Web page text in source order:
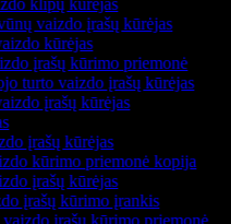
vaizdo įrašų kūrėjas
kūrėjas
įrašų kūrimo priemonė
turto vaizdo įrašų kūrėjas
įrašų kūrėjas
įrašų kūrėjas
kūrimo priemonė kopija
įrašų kūrėjas
įrašų kūrimo įrankis
vaizdo įrašų kūrimo priemonė